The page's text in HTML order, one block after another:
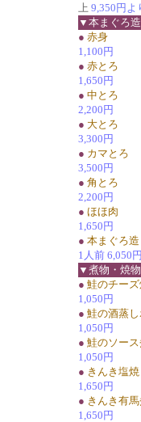
上 9,350円よ
▼本まぐろ
● 赤身
1,100円
● 赤とろ
1,650円
● 中とろ
2,200円
● 大とろ
3,300円
● カマとろ
3,500円
● 角とろ
2,200円
● ほほ肉
1,650円
● 本まぐろ
1人前 6,050
▼煮物・焼
● 鮭のチー
1,050円
● 鮭の酒蒸
1,050円
● 鮭のソー
1,050円
● きんき塩
1,650円
● きんき有
1,650円